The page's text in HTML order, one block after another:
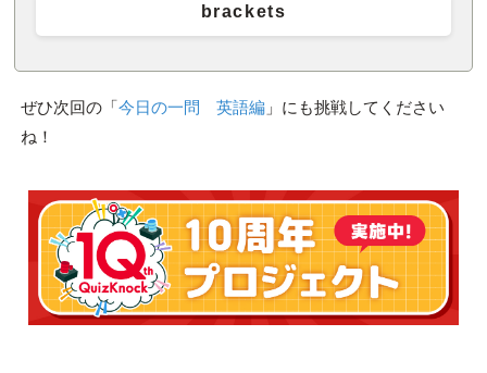
brackets
ぜひ次回の「今日の一問 英語編」にも挑戦してください
ね！